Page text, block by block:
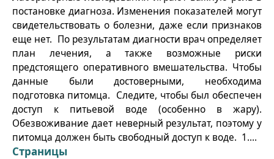
постановке диагноза. Изменения показателей могут
свидетельствовать о болезни, даже если признаков
еще нет. По результатам диагности врач определяет
план лечения, а также возможные риски
предстоящего оперативного вмешательства. Чтобы
данные были достоверными, необходима
подготовка питомца. Следите, чтобы был обеспечен
доступ к питьевой воде (особенно в жару).
Обезвоживание дает неверный результат, поэтому у
питомца должен быть свободный доступ к воде. 1....
Страницы